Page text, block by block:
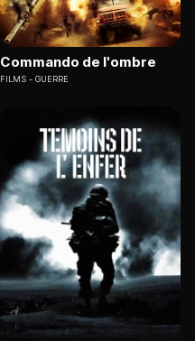
Commando de l'ombre
FILMS GUERRE